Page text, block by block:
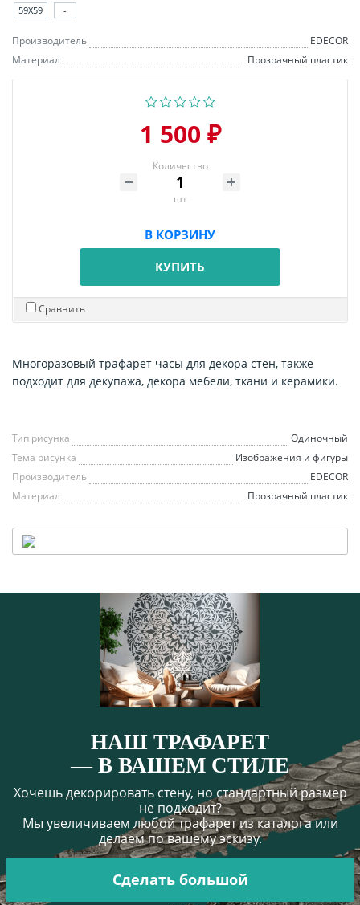
59X59 -
Производитель
EDECOR
Материал
Прозрачный пластик
1 500 ₽
Количество
шт
В КОРЗИНУ
КУПИТЬ
Сравнить
Многоразовый трафарет часы для декора стен, также
подходит для декупажа, декора мебели, ткани и керамики.
Тип рисунка
Одиночный
Тема рисунка
Изображения и фигуры
Производитель
EDECOR
Материал
Прозрачный пластик
НАШ ТРАФАРЕТ
— В ВАШЕМ СТИЛЕ
Хочешь декорировать стену, но стандартный размер
не подходит?
Мы увеличиваем любой трафарет из каталога или
делаем по вашему эскизу.
Сделать большой